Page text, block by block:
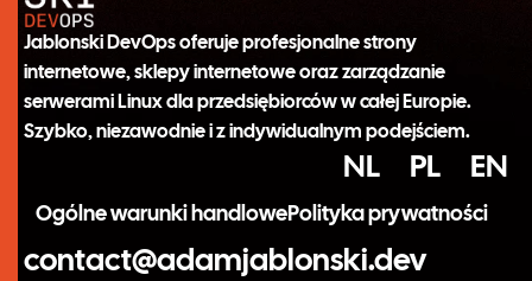
Jablonski DevOps oferuje profesjonalne strony
internetowe, sklepy internetowe oraz zarządzanie
serwerami Linux dla przedsiębiorców w całej Europie.
Szybko, niezawodnie i z indywidualnym podejściem.
NL PL EN
Ogólne warunki handlowePolityka prywatności
contact@adamjablonski.dev